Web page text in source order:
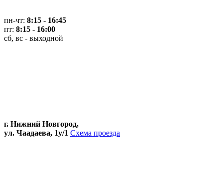
пн-чт: 8:15 - 16:45
пт: 8:15 - 16:00
сб, вс - выходной
г. Нижний Новгород,
ул. Чаадаева, 1у/1 Схема проезда